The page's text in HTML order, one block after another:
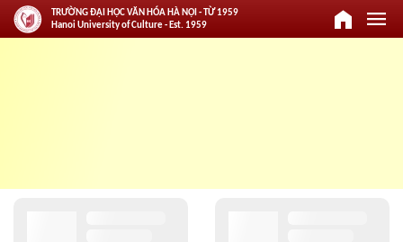
TRƯỜNG ĐẠI HỌC VĂN HÓA HÀ NỘI - TỪ 1959
Hanoi University of Culture - Est. 1959
home menu